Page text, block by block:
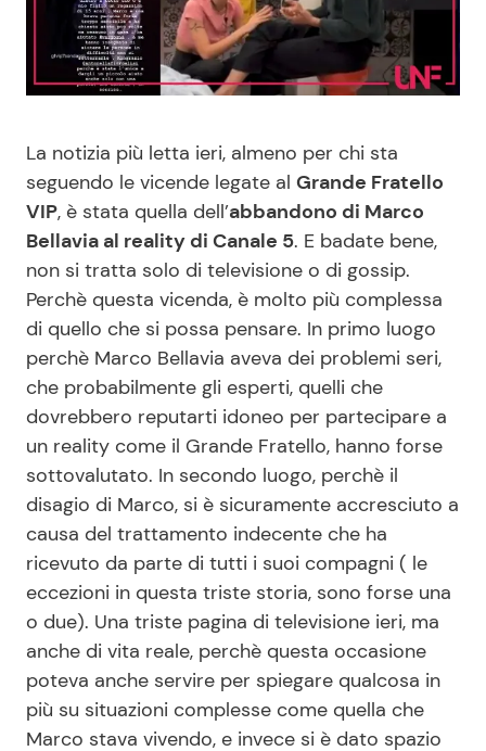
Benessere
Mondo Mamma
News benessere
Salute
Viaggi e Turismo
Festività
Cucina e Ricette
Consigli di Cucina
Le Ricette in TV
Primi Piatti
Ricette Facili e Veloci
Ricette Feste
Ricette per Bambini
Seguici
Info
Chi siamo
La notizia più letta ieri, almeno per chi sta
seguendo le vicende legate al Grande Fratello
VIP, è stata quella dell’abbandono di Marco
Bellavia al reality di Canale 5. E badate bene,
non si tratta solo di televisione o di gossip.
Perchè questa vicenda, è molto più complessa
di quello che si possa pensare. In primo luogo
perchè Marco Bellavia aveva dei problemi seri,
che probabilmente gli esperti, quelli che
dovrebbero reputarti idoneo per partecipare a
un reality come il Grande Fratello, hanno forse
sottovalutato. In secondo luogo, perchè il
disagio di Marco, si è sicuramente accresciuto a
causa del trattamento indecente che ha
ricevuto da parte di tutti i suoi compagni ( le
eccezioni in questa triste storia, sono forse una
o due). Una triste pagina di televisione ieri, ma
anche di vita reale, perchè questa occasione
poteva anche servire per spiegare qualcosa in
più su situazioni complesse come quella che
Marco stava vivendo, e invece si è dato spazio